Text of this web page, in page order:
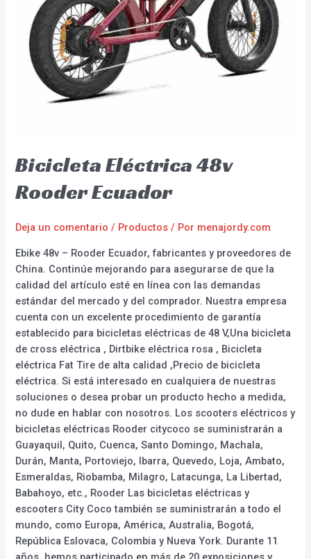
Bicicleta Eléctrica 48v
Rooder Ecuador
Deja un comentario / Productos / Por menajordy.com
Ebike 48v – Rooder Ecuador, fabricantes y proveedores de
China. Continúe mejorando para asegurarse de que la
calidad del artículo esté en línea con las demandas
estándar del mercado y del comprador. Nuestra empresa
cuenta con un excelente procedimiento de garantía
establecido para bicicletas eléctricas de 48 V,Una bicicleta
de cross eléctrica , Dirtbike eléctrica rosa , Bicicleta
eléctrica Fat Tire de alta calidad ,Precio de bicicleta
eléctrica. Si está interesado en cualquiera de nuestras
soluciones o desea probar un producto hecho a medida,
no dude en hablar con nosotros. Los scooters eléctricos y
bicicletas eléctricas Rooder citycoco se suministrarán a
Guayaquil, Quito, Cuenca, Santo Domingo, Machala,
Durán, Manta, Portoviejo, Ibarra, Quevedo, Loja, Ambato,
Esmeraldas, Riobamba, Milagro, Latacunga, La Libertad,
Babahoyo, etc., Rooder Las bicicletas eléctricas y
escooters City Coco también se suministrarán a todo el
mundo, como Europa, América, Australia, Bogotá,
República Eslovaca, Colombia y Nueva York. Durante 11